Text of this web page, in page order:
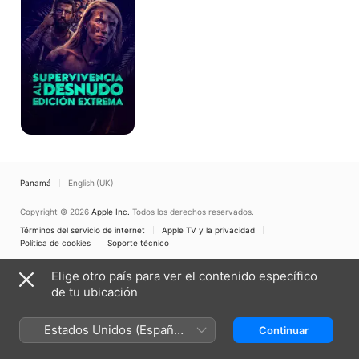
edición
extrema
Panamá English (UK)
Copyright © 2026 Apple Inc. Todos los derechos reservados.
Términos del servicio de internet
Apple TV y la privacidad
Política de cookies
Soporte técnico
Elige otro país para ver el contenido específico
de tu ubicación
Estados Unidos (Español
México)
Continuar